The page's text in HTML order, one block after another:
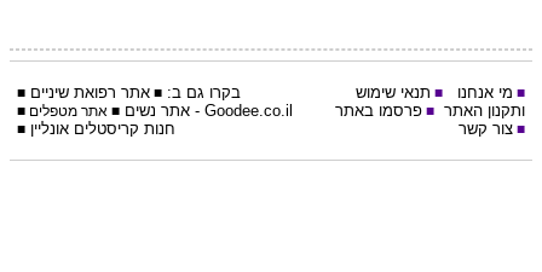
■ מי אנחנו ■ תנאי שימוש
ותקנון האתר ■ פרסמו באתר
■ צור קשר
בקרו גם ב: ■ אתר רפואת שיניים ■
Goodee.co.il - אתר נשים ■ אתר מטפלים ■
חנות קריסטלים אונליין ■